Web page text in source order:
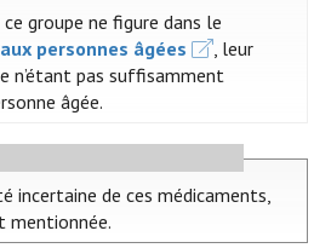
groupe ne figure dans le
personnes âgées
, leur
n’étant pas suffisamment
âgée.
incertaine de ces médicaments,
mentionnée.